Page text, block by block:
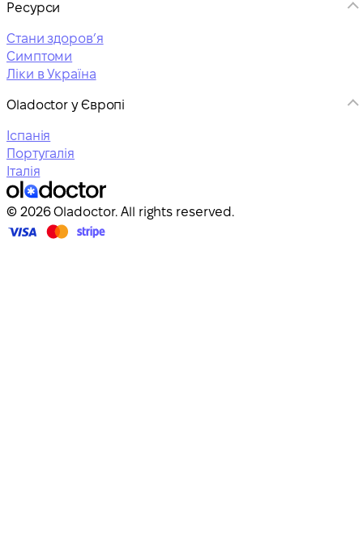
Ресурси
Стани здоровʼя
Симптоми
Ліки в Україна
Oladoctor у Європі
Іспанія
Португалія
Італія
© 2026 Oladoctor. All rights reserved.